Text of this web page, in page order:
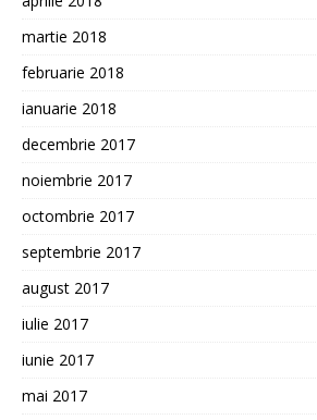
martie 2018
februarie 2018
ianuarie 2018
decembrie 2017
noiembrie 2017
octombrie 2017
septembrie 2017
august 2017
iulie 2017
iunie 2017
mai 2017